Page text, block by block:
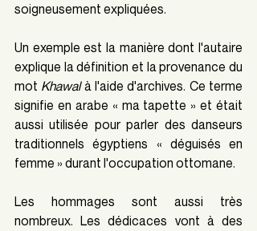
soigneusement expliquées.
Un exemple est la manière dont l'autaire
explique la définition et la provenance du
mot Khawal à l'aide d'archives. Ce terme
signifie en arabe « ma tapette » et était
aussi utilisée pour parler des danseurs
traditionnels égyptiens « déguisés en
femme » durant l'occupation ottomane.
Les hommages sont aussi très
nombreux. Les dédicaces vont à des